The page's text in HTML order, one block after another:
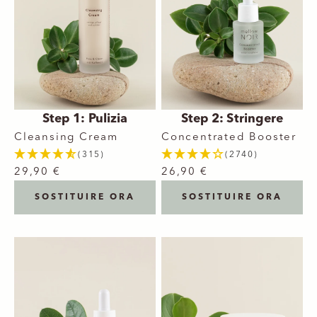
Step 1: Pulizia
Cleansing Cream
(315)
29,90 €
SOSTITUIRE ORA
Step 2: Stringere
Concentrated Booster
(2740)
26,90 €
SOSTITUIRE ORA